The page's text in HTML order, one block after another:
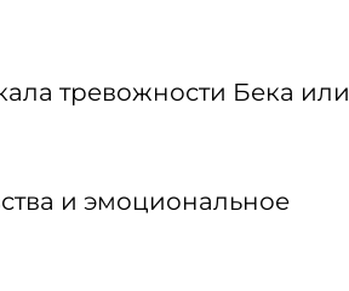
тревожности Бека или
и эмоциональное